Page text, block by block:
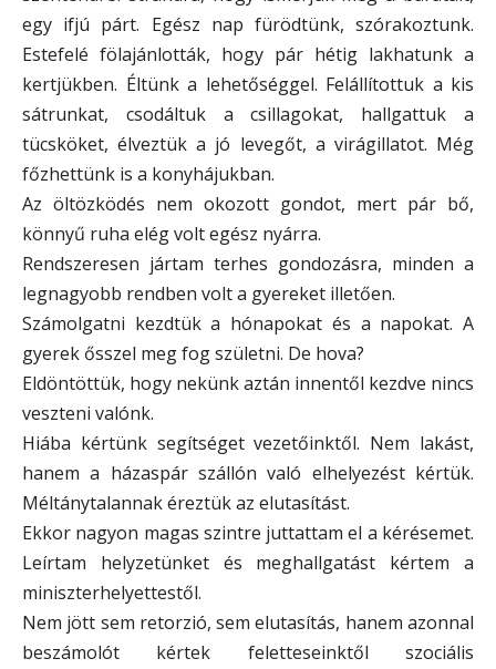
egy ifjú párt. Egész nap fürödtünk, szórakoztunk.
Estefelé fölajánlották, hogy pár hétig lakhatunk a
kertjükben. Éltünk a lehetőséggel. Felállítottuk a kis
sátrunkat, csodáltuk a csillagokat, hallgattuk a
tücsköket, élveztük a jó levegőt, a virágillatot. Még
főzhettünk is a konyhájukban.
Az öltözködés nem okozott gondot, mert pár bő,
könnyű ruha elég volt egész nyárra.
Rendszeresen jártam terhes gondozásra, minden a
legnagyobb rendben volt a gyereket illetően.
Számolgatni kezdtük a hónapokat és a napokat. A
gyerek ősszel meg fog születni. De hova?
Eldöntöttük, hogy nekünk aztán innentől kezdve nincs
veszteni valónk.
Hiába kértünk segítséget vezetőinktől. Nem lakást,
hanem a házaspár szállón való elhelyezést kértük.
Méltánytalannak éreztük az elutasítást.
Ekkor nagyon magas szintre juttattam el a kérésemet.
Leírtam helyzetünket és meghallgatást kértem a
miniszterhelyettestől.
Nem jött sem retorzió, sem elutasítás, hanem azonnal
beszámolót kértek feletteseinktől szociális